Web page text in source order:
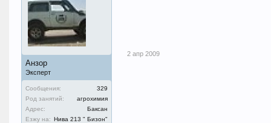
Анзор
Эксперт
Сообщения:
329
Род занятий:
агрохимия
Адрес:
Баксан
Езжу на: Нива 213 " Бизон"
2 апр 2009